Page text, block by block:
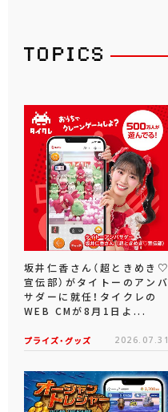
坂井仁香さん（超ときめき♡
宣伝部）がタイトーのアンバ
サダーに就任！タイクレの
WEB CMが8月1日よ...
プライズ・グッズ 2026.07.31